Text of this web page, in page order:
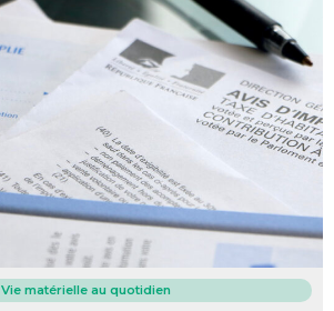
Vie matérielle au quotidien